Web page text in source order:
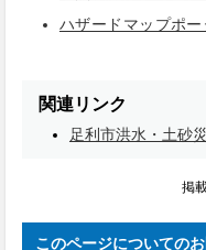
ハザードマップポー
関連リンク
足利市洪水・土砂
掲
このページについての